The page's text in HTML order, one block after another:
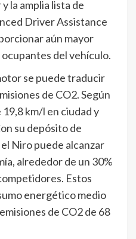
la amplia lista de
Driver Assistance
aún mayor
del vehículo.
se puede traducir
de CO2. Según
km/l en ciudad y
su depósito de
Niro puede alcanzar
alrededor de un 30%
Estos
energético medio
de CO2 de 68